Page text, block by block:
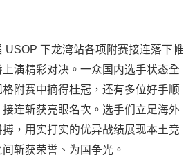
USOP 下龙湾站各项附赛接连落下帷
演精彩对决。一众国内选手状态全
附赛中摘得桂冠，还有多位好手顺
连斩获亮眼名次。选手们立足海外
，用实打实的优异战绩展现本土竞
斩获荣誉、为国争光。